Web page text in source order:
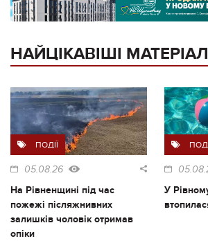
НАЙЦІКАВІШІ
ПОДІЇ
05.08.26
На Рівненщині під час
пожежі післяжнивних
залишків чоловік отримав
опіки
У